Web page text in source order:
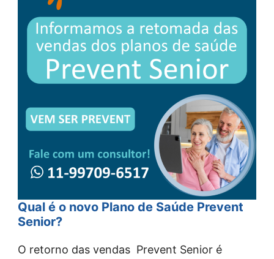
Qual é o novo Plano de Saúde Prevent
Senior?
O retorno das vendas Prevent Senior é